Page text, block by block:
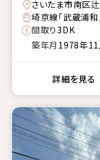
さいたま市南区
埼京線「武蔵浦
間取り3DK
築年月 1978年11
詳細を見る